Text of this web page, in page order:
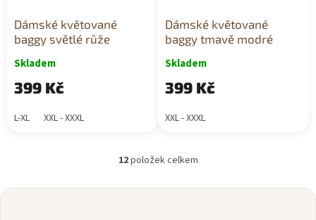
Dámské květované
baggy světlé růže
Skladem
399 Kč
L-XL XXL - XXXL
Dámské květované
baggy tmavě modré
Skladem
399 Kč
XXL - XXXL
O
l
12položek celkem
Z